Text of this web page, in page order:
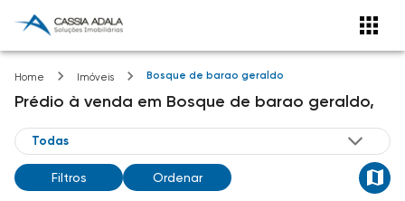
Home Imóveis Bosque de barao geraldo
Prédio à venda em Bosque de barao geraldo,
Filtros Ordenar